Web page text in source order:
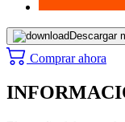
Descargar
Comprar ahora